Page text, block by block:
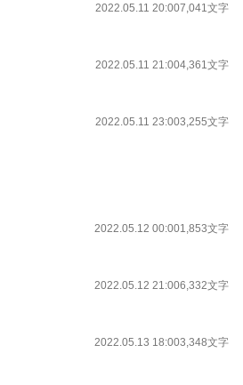
2022.05.11 20:007,041文字
2022.05.11 21:004,361文字
2022.05.11 23:003,255文字
2022.05.12 00:001,853文字
2022.05.12 21:006,332文字
2022.05.13 18:003,348文字